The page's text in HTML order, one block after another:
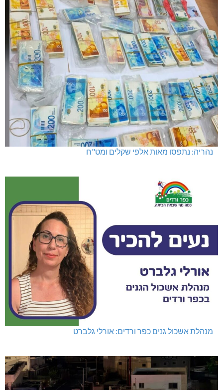
נהריה: נתפסו מאות אלפי שקלים ומט"ח
מנהלת אשכול גנים כפר ורדים: אורלי גלברט